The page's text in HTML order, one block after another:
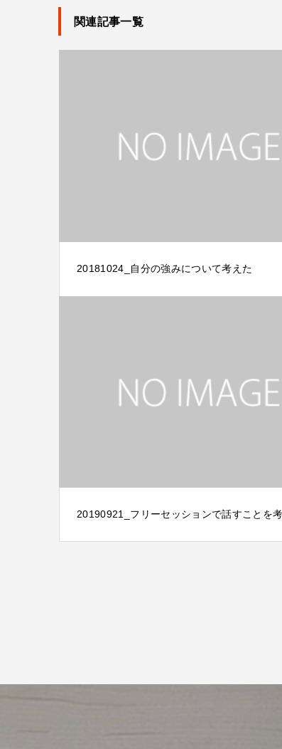
関連記事一覧
20181024_自分の強みについて考えた
20190921_フリーセッションで話すことを